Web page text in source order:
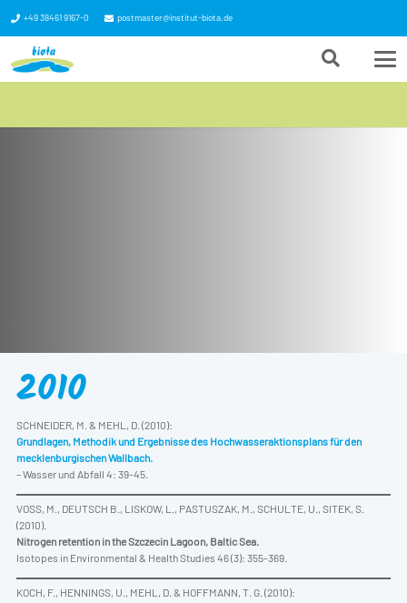
+49 38461 9167-0 postmaster@institut-biota.de
2010
SCHNEIDER, M. & MEHL, D. (2010):
Grundlagen, Methodik und Ergebnisse des Hochwasseraktionsplans für den
mecklenburgischen Wallbach.
– Wasser und Abfall 4: 39-45.
VOSS, M., DEUTSCH B., LISKOW, L., PASTUSZAK, M., SCHULTE, U., SITEK, S.
(2010).
Nitrogen retention in the Szczecin Lagoon, Baltic Sea.
Isotopes in Environmental & Health Studies 46 (3): 355-369.
KOCH, F., HENNINGS, U., MEHL, D. & HOFFMANN, T. G. (2010):